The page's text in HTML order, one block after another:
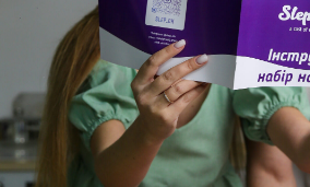
Відерце для заміш
ування
Модельний гель 5-ї
категорії
Надточний